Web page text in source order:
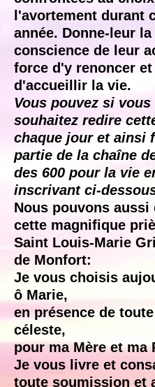
l'avortement durant
année. Donne-leur la
conscience de leur
force d'y renoncer
d'accueillir la vie.
Vous pouvez si vous
souhaitez redire
chaque jour et ainsi
partie de la chaîne
des 600 pour la vie
inscrivant ci-
Nous pouvons aussi
cette magnifique
Saint Louis-Marie
de Monfort:
Je vous choisis
ô Marie,
en présence de
céleste,
pour ma Mère et ma
Je vous livre et
toute soumission et